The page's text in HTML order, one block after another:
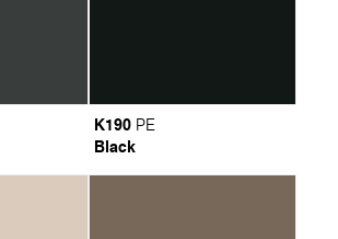
K190 PE
Black